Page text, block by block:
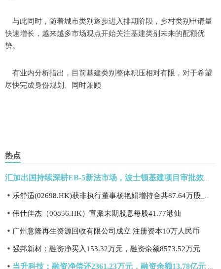
与此同时，随着城市类别逐步进入排期阶段，乡村类别申请量
快速增长，越来越多市场观点开始关注基建类别未来的配额优
势。
有业内分析指出，目前基建类别整体积压相对有限，对于希望
尽快完成身份规划、同时兼顾
热点
伟仕佳杰（00856.HK）宣派末期股息每股41.77港仙
广州意隆再生资源回收有限公司成立 注册资本10万人民币
强邦新材：融资净买入153.32万元，融资余额8573.52万元